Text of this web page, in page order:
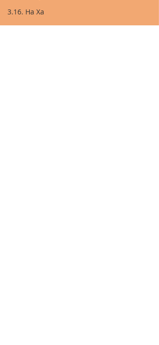
3.16. На Ха
3.17. В Логове Тигрицы